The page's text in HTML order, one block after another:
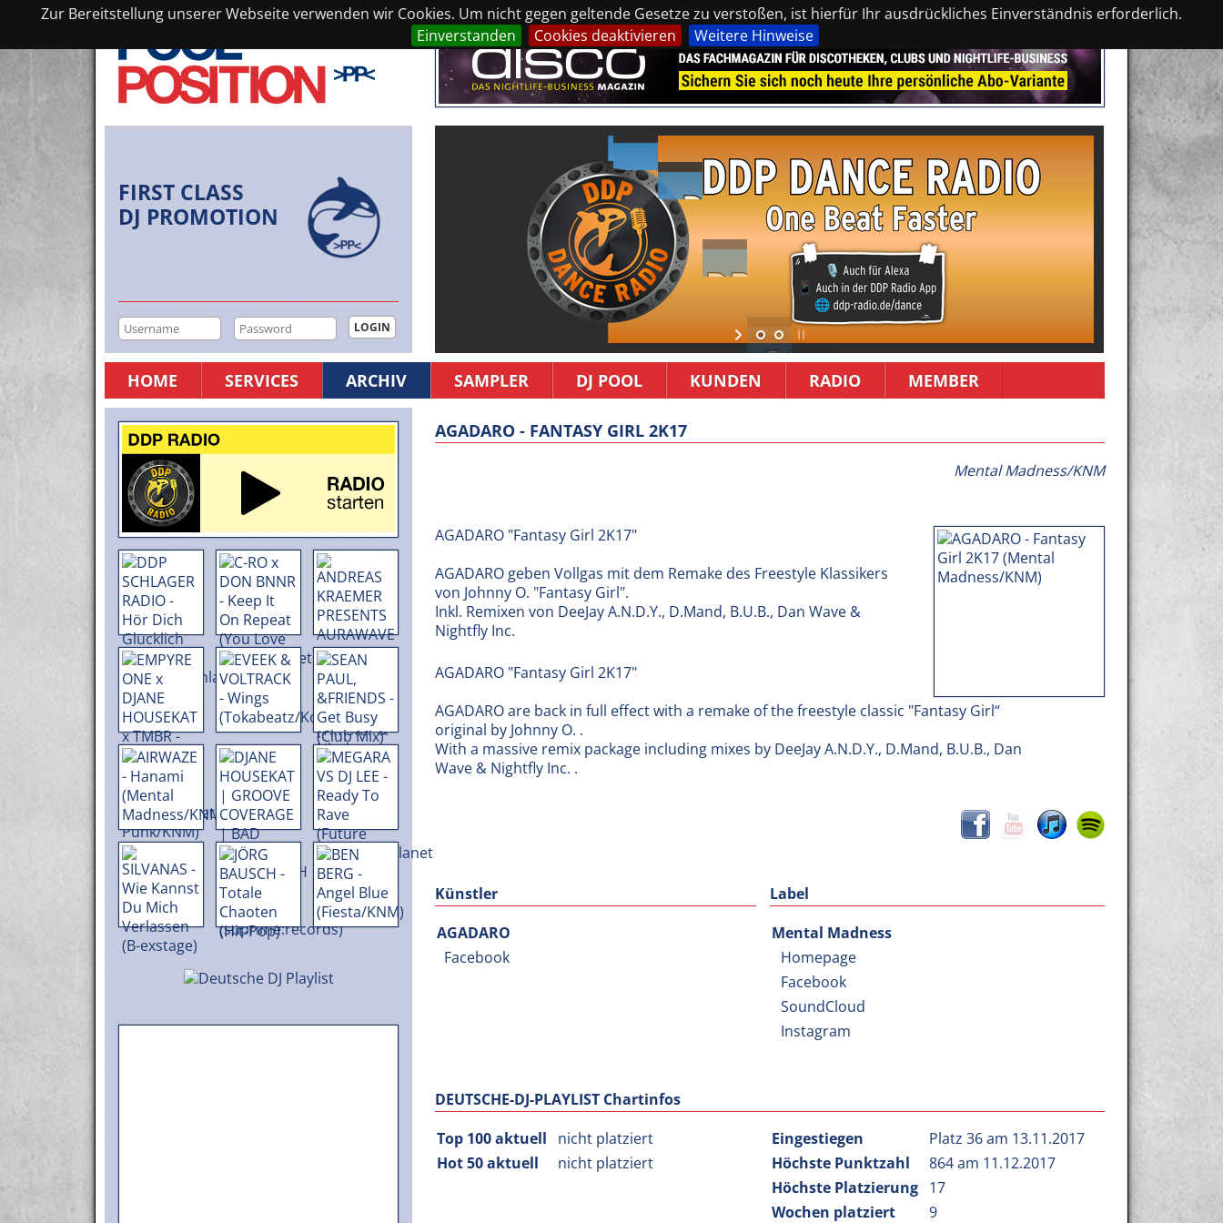
Zur Bereitstellung unserer Webseite verwenden wir Cookies. Um nicht gegen geltende Gesetze zu verstoßen, ist hierfür Ihr ausdrückliches Einverständnis erforderlich.
Einverstanden
Cookies deaktivieren Weitere Hinweise
FIRST CLASS
DJ PROMOTION
HOME SERVICES ARCHIV SAMPLER DJ POOL KUNDEN RADIO MEMBER
AGADARO - FANTASY GIRL 2K17
Mental Madness/KNM
AGADARO "Fantasy Girl 2K17"
AGADARO geben Vollgas mit dem Remake des Freestyle Klassikers
von Johnny O. "Fantasy Girl".
Inkl. Remixen von DeeJay A.N.D.Y., D.Mand, B.U.B., Dan Wave &
Nightfly Inc.
AGADARO "Fantasy Girl 2K17"
AGADARO are back in full effect with a remake of the freestyle classic "Fantasy Girl“
original by Johnny O. .
With a massive remix package including mixes by DeeJay A.N.D.Y., D.Mand, B.U.B., Dan
Wave & Nightfly Inc. .
Künstler
AGADARO
Facebook
Label
Mental Madness
Homepage
Facebook
SoundCloud
Instagram
DEUTSCHE-DJ-PLAYLIST Chartinfos
Top 100 aktuell
nicht platziert
Hot 50 aktuell
nicht platziert
Eingestiegen
Platz 36 am 13.11.2017
Höchste Punktzahl
864 am 11.12.2017
Höchste Platzierung 17
Wochen platziert
9